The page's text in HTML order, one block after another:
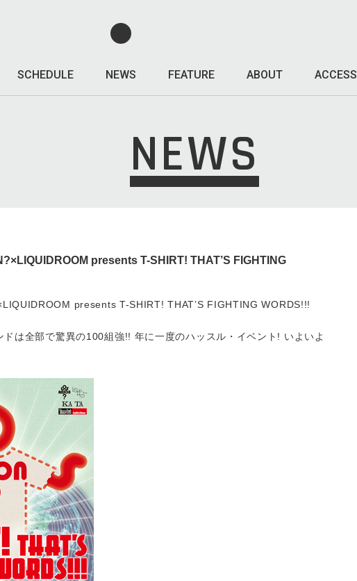
SCHEDULE NEWS FEATURE ABOUT ACCESS
NEWS
presents T-SHIRT! THAT’S FIGHTING
presents T-SHIRT! THAT’S FIGHTING WORDS!!!
ドは全部で驚異の100組強!! 年に一度のハッスル・イベント! いよいよ